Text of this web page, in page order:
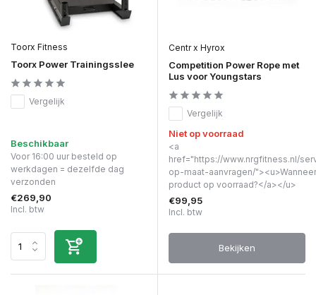
Toorx Fitness
Toorx Power Trainingsslee
Vergelijk
Beschikbaar
Voor 16:00 uur besteld op
werkdagen = dezelfde dag
verzonden
€269,90
Incl. btw
Centr x Hyrox
Competition Power Rope met
Lus voor Youngstars
Vergelijk
Niet op voorraad
<a
href="https://www.nrgfitness.nl/
op-maat-aanvragen/
product op voorraad?</a></u>
€99,95
Incl. btw
Bekijken